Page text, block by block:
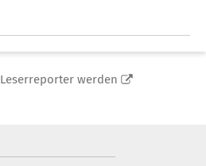
Leserreporter werden